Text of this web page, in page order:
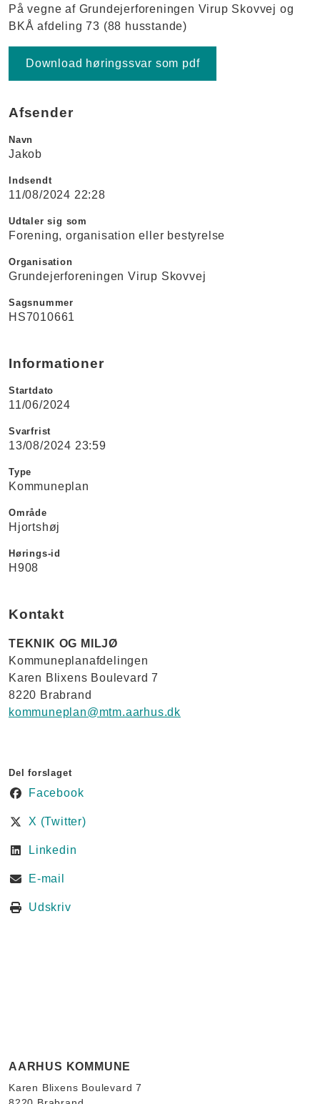
På vegne af Grundejerforeningen Virup Skovvej og
BKÅ afdeling 73 (88 husstande)
Download høringssvar som pdf
Afsender
Navn
Jakob
Indsendt
11/08/2024 22:28
Udtaler sig som
Forening, organisation eller bestyrelse
Organisation
Grundejerforeningen Virup Skovvej
Sagsnummer
HS7010661
Informationer
Startdato
11/06/2024
Svarfrist
13/08/2024 23:59
Type
Kommuneplan
Område
Hjortshøj
Hørings-id
H908
Kontakt
TEKNIK OG MILJØ
Kommuneplanafdelingen
Karen Blixens Boulevard 7
8220 Brabrand
kommuneplan@mtm.aarhus.dk
Del forslaget
Facebook
X (Twitter)
Linkedin
E-mail
Udskriv
AARHUS KOMMUNE
Karen Blixens Boulevard 7